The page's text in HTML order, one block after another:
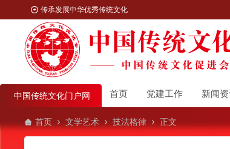
传承发展中华优秀传统文化
中国传统文化门户网 首页 党建工作 新闻
首页 文学艺术 技法格律 正文